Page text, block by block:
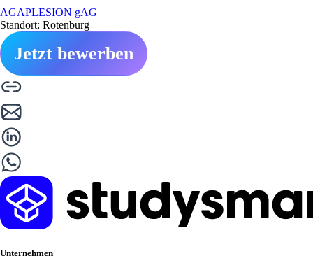
AGAPLESION gAG
Standort: Rotenburg
Jetzt bewerben
Unternehmen